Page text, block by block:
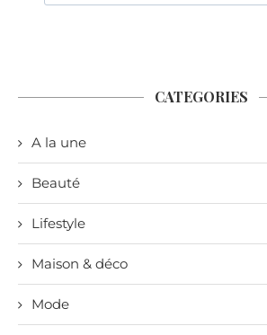
CATEGORIES
A la une
Beauté
Lifestyle
Maison & déco
Mode